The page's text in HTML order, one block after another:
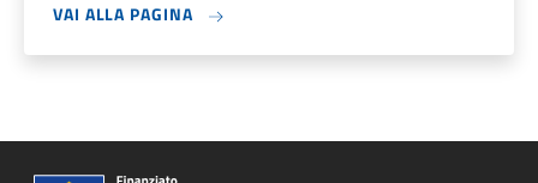
VAI ALLA PAGINA